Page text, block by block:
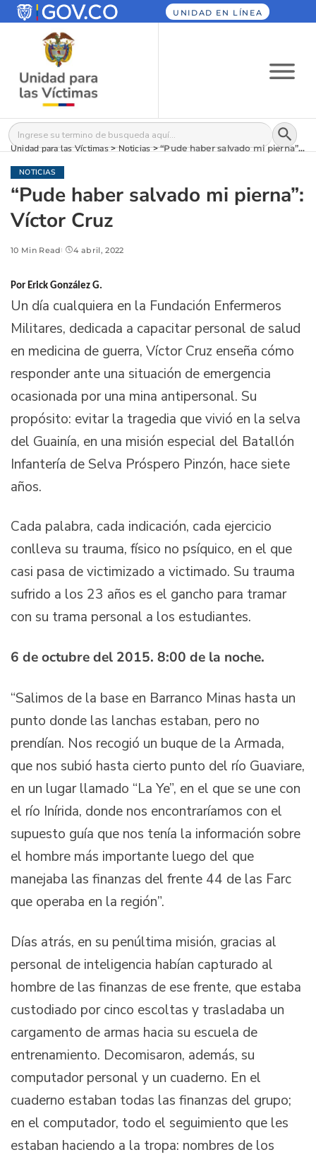
UNIDAD EN LÍNEA
Buscar: Botón
Unidad para las Víctimas>Noticias>“Pude haber salvado mi pierna”: Víctor Cruz
NOTICIAS
“Pude haber salvado mi pierna”:
Víctor Cruz
10 Min Read 4 abril, 2022
Por Erick González G.
Un día cualquiera en la Fundación Enfermeros
Militares, dedicada a capacitar personal de salud
en medicina de guerra, Víctor Cruz enseña cómo
responder ante una situación de emergencia
ocasionada por una mina antipersonal. Su
propósito: evitar la tragedia que vivió en la selva
del Guainía, en una misión especial del Batallón
Infantería de Selva Próspero Pinzón, hace siete
años.
Cada palabra, cada indicación, cada ejercicio
conlleva su trauma, físico no psíquico, en el que
casi pasa de victimizado a victimado. Su trauma
sufrido a los 23 años es el gancho para tramar
con su trama personal a los estudiantes.
6 de octubre del 2015. 8:00 de la noche.
“Salimos de la base en Barranco Minas hasta un
punto donde las lanchas estaban, pero no
prendían. Nos recogió un buque de la Armada,
que nos subió hasta cierto punto del río Guaviare,
en un lugar llamado “La Ye”, en el que se une con
el río Inírida, donde nos encontraríamos con el
supuesto guía que nos tenía la información sobre
el hombre más importante luego del que
manejaba las finanzas del frente 44 de las Farc
que operaba en la región”.
Días atrás, en su penúltima misión, gracias al
personal de inteligencia habían capturado al
hombre de las finanzas de ese frente, que estaba
custodiado por cinco escoltas y trasladaba un
cargamento de armas hacia su escuela de
entrenamiento. Decomisaron, además, su
computador personal y un cuaderno. En el
cuaderno estaban todas las finanzas del grupo;
en el computador, todo el seguimiento que les
estaban haciendo a la tropa: nombres de los